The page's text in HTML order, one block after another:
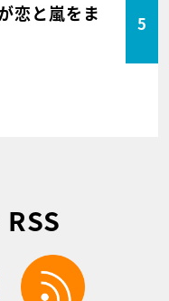
恋と嵐をま
5
facebook